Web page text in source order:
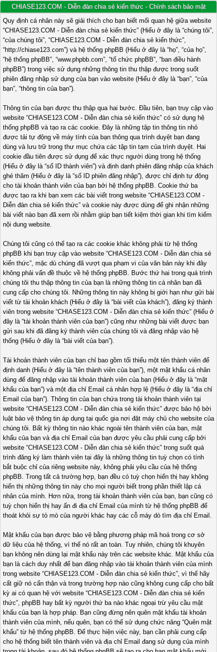
CHIASE123.COM - Diễn đàn chia sẻ kiến thức - Chính sách bảo mật
Quy định cá nhân này sẽ giải thích cho bạn biết mối quan hệ giữa website
“CHIASE123.COM - Diễn đàn chia sẻ kiến thức” (Hiểu ở đây là “chúng tôi”,
“của chúng tôi”, “CHIASE123.COM - Diễn đàn chia sẻ kiến thức”,
“http://chiase123.com”) và hệ thống phpBB (Hiểu ở đây là “họ”, “của họ”,
“hệ thống phpBB”, “www.phpbb.com”, “tổ chức phpBB”, “ban điều hành
phpBB”) trong việc sử dụng những thông tin thu thập được trong suốt
phiên đăng nhập sử dụng của bạn vào website (Hiểu ở đây là “bạn”, “của
bạn”, “thông tin của bạn”).
Thông tin của bạn được thu thập qua hai bước. Đầu tiên, bạn truy cập vào
website “CHIASE123.COM - Diễn đàn chia sẻ kiến thức” có sử dụng hệ
thống phpBB và tạo ra các cookie. Đây là những tập tin thông tin nhỏ
được tải tự động về máy tính của bạn thông qua trình duyệt bạn đang
dùng và lưu trữ trong thư mục chứa các tập tin tạm của trình duyệt. Hai
cookie đầu tiên được sử dụng để xác thực người dùng trong hệ thống
(Hiểu ở đây là “số ID thành viên”) và định danh phiên đăng nhập của khách
ghé thăm (Hiểu ở đây là “số ID phiên đăng nhập”), được chỉ định tự động
cho tài khoản thành viên của bạn bởi hệ thống phpBB. Cookie thứ ba
được tạo ra khi bạn xem các bài viết trong website “CHIASE123.COM -
Diễn đàn chia sẻ kiến thức” và cookie này được dùng để ghi nhận những
bài viết nào bạn đã xem rồi nhằm giúp bạn tiết kiệm thời gian khi tìm kiếm
nội dung website.
Chúng tôi cũng có thể tạo ra các cookie khác không phải từ hệ thống
phpBB khi bạn truy cập vào website “CHIASE123.COM - Diễn đàn chia sẻ
kiến thức”, mặc dù chúng đã vượt qua phạm vi của văn bản này khi đây
không phải vấn đề thuộc về hệ thống phpBB. Bước thứ hai trong quá trình
chúng tôi thu thập thông tin của bạn là những thông tin cá nhân bạn đã
cung cấp cho chúng tôi. Những thông tin này không bị giới hạn như gửi bài
viết từ tài khoản khách (Hiểu ở đây là “bài viết của khách”), đăng ký thành
viên trong website “CHIASE123.COM - Diễn đàn chia sẻ kiến thức” (Hiểu ở
đây là “tài khoản thành viên của bạn”) cũng như những bài viết được bạn
gửi sau khi đã đăng ký thành viên của chúng tôi và đăng nhập vào hệ
thống (Hiểu ở đây là “bài viết của bạn”).
Tài khoản thành viên của bạn chỉ bao gồm tối thiểu một tên thành viên để
định danh (Hiểu ở đây là “tên thành viên của bạn”), một mật khẩu cá nhân
dùng để đăng nhập vào tài khoản thành viên của bạn (Hiểu ở đây là “mật
khẩu của bạn”) và một địa chỉ Email cá nhân hợp lệ (Hiểu ở đây là “địa chỉ
Email của bạn”). Thông tin của bạn chứa trong tài khoản thành viên tại
website “CHIASE123.COM - Diễn đàn chia sẻ kiến thức” được bảo hộ bởi
luật bảo vệ thông tin áp dụng tại quốc gia nơi đặt máy chủ cho website của
chúng tôi. Bất kỳ thông tin nào khác ngoài tên thành viên của bạn, mật
khẩu của bạn và địa chỉ Email của bạn được yêu cầu phải cung cấp bởi
website “CHIASE123.COM - Diễn đàn chia sẻ kiến thức” trong suốt quá
trình đăng ký làm thành viên tại đây là những thông tin tuỳ chọn có tính
bắt buộc chỉ của riêng website này, không phải yêu cầu của hệ thống
phpBB. Trong tất cả trường hợp, bạn đều có tuỳ chọn hiển thị hay không
hiển thị những thông tin này cho mọi người biết trong phần thiết lập cá
nhân của mình. Hơn nữa, trong tài khoản thành viên của bạn, bạn cũng có
tuỳ chọn hiển thị hay ẩn đi địa chỉ Email của mình từ hệ thống phpBB để
thoát khỏi sự tò mò của người khác hay các cỗ máy dò tìm địa chỉ Email.
Mật khẩu của bạn được bảo vệ bằng phương pháp mã hoá trong cơ sở
dữ liệu của hệ thống, vì thế nó rất an toàn. Tuy nhiên, chúng tôi khuyên
bạn không nên dùng lại mật khẩu này trên các website khác. Mật khẩu của
bạn là cách duy nhất để bạn đăng nhập vào tài khoản thành viên của mình
trong website “CHIASE123.COM - Diễn đàn chia sẻ kiến thức”, vì thế hãy
cất giữ nó cẩn thận và trong trường hợp nào cũng không cung cấp cho bất
kỳ ai có quan hệ với website “CHIASE123.COM - Diễn đàn chia sẻ kiến
thức”, phpBB hay bất kỳ người thứ ba nào khác ngoại trừ yêu cầu mật
khẩu của bạn là hợp pháp. Bạn cũng đừng nên quên mật khẩu tài khoản
thành viên của mình, nếu quên, bạn có thể sử dụng chức năng “Quên mật
khẩu” từ hệ thống phpBB. Để thực hiện việc này, bạn cần phải cung cấp
cho hệ thống biết tên thành viên và địa chỉ Email đang sử dụng của mình